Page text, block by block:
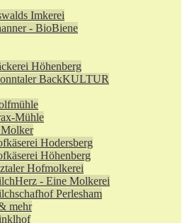
Imkerei
- BioBiene
Höhenberg
BackKULTUR
Mühle
Hodersberg
Höhenberg
Hofmolkerei
- Eine Molkerei
Perlesham
mehr